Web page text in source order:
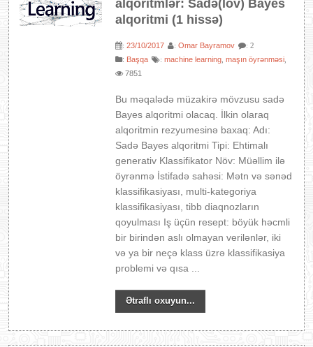
alqoritmlər: Sadə(löv) Bayes
alqoritmi (1 hissə)
:23/10/2017 :Omar Bayramov : 2
: Başqa :machine learning ,maşın öyrənməsi
7851
Bu məqalədə müzakirə mövzusu sadə
Bayes alqoritmi olacaq. İlkin olaraq
alqoritmin rezyumesinə baxaq: Adı:
Sadə Bayes alqoritmi Tipi: Ehtimalı
generativ Klassifikator Növ: Müəllim ilə
öyrənmə İstifadə sahəsi: Mətn və sənəd
klassifikasiyası, multi-kategoriya
klassifikasiyası, tibb diaqnozların
qoyulması Iş üçün resept: böyük həcmli
bir birindən aslı olmayan verilənlər, iki
və ya bir neçə klass üzrə klassifikasiya
problemi və qısa ...
Ətraflı oxuyun...